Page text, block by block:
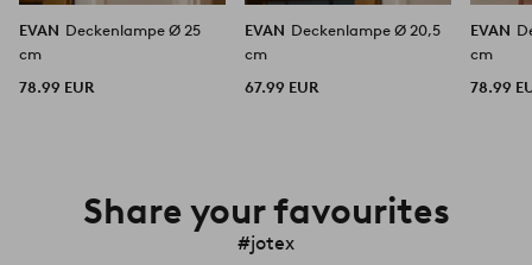
EVAN Deckenlampe Ø 25
cm
78.99 EUR
EVAN Deckenlampe Ø 20,5
cm
67.99 EUR
EVAN
cm
78.99
Share your favourites
#jotex